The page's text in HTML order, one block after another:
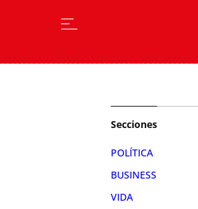
Secciones
POLÍTICA
BUSINESS
VIDA